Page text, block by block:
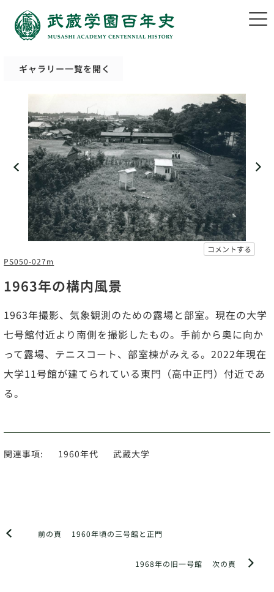
ギャラリー一覧を開く
コメントする
PS050-027m
1963年の構内風景
1963年撮影、気象観測のための露場と部室。現在の大学
七号館付近より南側を撮影したもの。手前から奥に向か
って露場、テニスコート、部室棟がみえる。2022年現在
大学11号館が建てられている東門（高中正門）付近であ
る。
関連事項: 1960年代 武蔵大学
前の頁 1960年頃の三号館と正門
次の頁
1968年の旧一号館